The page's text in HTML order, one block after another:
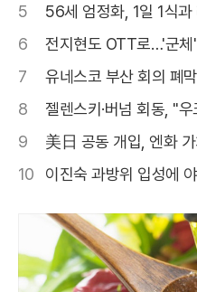
5
56세 엄정화, 1일 1식
6
전지현도 OTT로…'군
7
유네스코 부산 회의 폐
8
젤렌스키·버넘 회동, "
9
美日 공동 개입, 엔화
10
이진숙 과방위 입성에